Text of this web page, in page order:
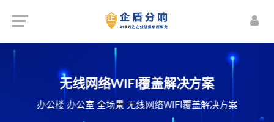
机房建设解决方案
机房 智能机房 整体机房建设施工解决方案
无线网络WIFI覆盖解决方案
办公楼 办公室 全场景 无线网络WIFI覆盖解决方案
楼宇智能化解决方案
监控 智能照明管理 安防预警 能源动力监控